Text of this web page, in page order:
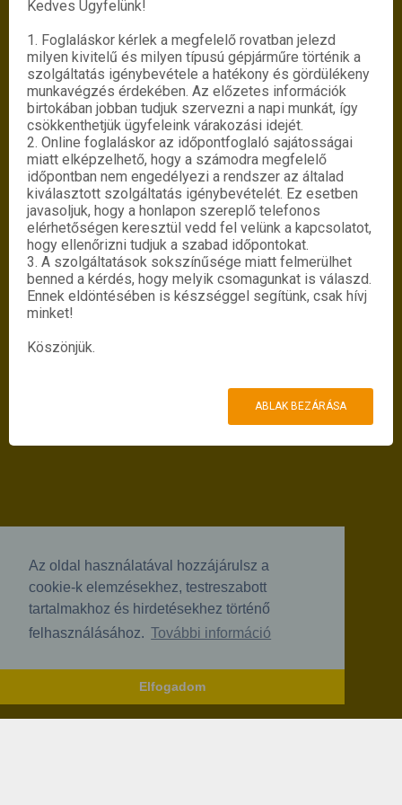
Az oldal használatával hozzájárulsz a
cookie-k elemzésekhez, testreszabott
tartalmakhoz és hirdetésekhez történő
felhasználásához. További információ
Elfogadom
Foglalj időpontot Online 0-24-ben!
FOGLALÁS MEGKEZDÉSE
MUNKATÁRSAINK
Kedves Ügyfelünk!
1. Foglaláskor kérlek a megfelelő rovatban jelezd
milyen kivitelű és milyen típusú gépjárműre történik a
szolgáltatás igénybevétele a hatékony és gördülékeny
munkavégzés érdekében. Az előzetes információk
birtokában jobban tudjuk szervezni a napi munkát, így
csökkenthetjük ügyfeleink várakozási idejét.
2. Online foglaláskor az időpontfoglaló sajátosságai
miatt elképzelhető, hogy a számodra megfelelő
időpontban nem engedélyezi a rendszer az általad
kiválasztott szolgáltatás igénybevételét. Ez esetben
javasoljuk, hogy a honlapon szereplő telefonos
elérhetőségen keresztül vedd fel velünk a kapcsolatot,
hogy ellenőrizni tudjuk a szabad időpontokat.
3. A szolgáltatások sokszínűsége miatt felmerülhet
benned a kérdés, hogy melyik csomagunkat is válaszd.
Ennek eldöntésében is készséggel segítünk, csak hívj
minket!
Köszönjük.
ABLAK BEZÁRÁSA